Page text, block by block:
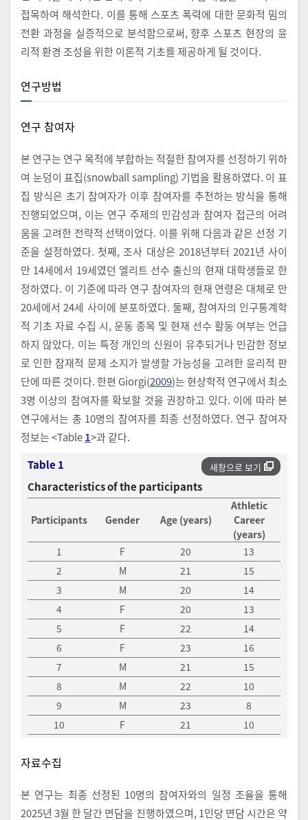
접목하여 해석한다. 이를 통해 스포츠 폭력에 대한 문화적 밈의
전환 과정을 실증적으로 분석함으로써, 향후 스포츠 현장의 윤
리적 환경 조성을 위한 이론적 기초를 제공하게 될 것이다.
연구방법
연구 참여자
본 연구는 연구 목적에 부합하는 적절한 참여자를 선정하기 위하
여 눈덩이 표집(snowball sampling) 기법을 활용하였다. 이 표
집 방식은 초기 참여자가 이후 참여자를 추천하는 방식을 통해
진행되었으며, 이는 연구 주제의 민감성과 참여자 접근의 어려
움을 고려한 전략적 선택이었다. 이를 위해 다음과 같은 선정 기
준을 설정하였다. 첫째, 조사 대상은 2018년부터 2021년 사이
만 14세에서 19세였던 엘리트 선수 출신의 현재 대학생들로 한
정하였다. 이 기준에 따라 연구 참여자의 현재 연령은 대체로 만
20세에서 24세 사이에 분포하였다. 둘째, 참여자의 인구통계학
적 기초 자료 수집 시, 운동 종목 및 현재 선수 활동 여부는 언급
하지 않았다. 이는 특정 개인의 신원이 유추되거나 민감한 정보
로 인한 잠재적 문제 소지가 발생할 가능성을 고려한 윤리적 판
단에 따른 것이다. 한편 Giorgi(2009)는 현상학적 연구에서 최소
3명 이상의 참여자를 확보할 것을 권장하고 있다. 이에 따라 본
연구에서는 총 10명의 참여자를 최종 선정하였다. 연구 참여자
정보는 <Table1>과 같다.
새창으로 보기
Table 1
Characteristics of the participants
Participants Gender Age (years)
Athletic
Career
(years)
1
F 20
13
2
M 21
15
3
M 20
14
4
F 20
13
5
F 22
14
6
F 23
16
7
M 21
15
8
M 22
10
9
M 23
8
10
F 21 10
자료수집
본 연구는 최종 선정된 10명의 참여자와의 일정 조율을 통해
2025년 3월 한 달간 면담을 진행하였으며, 1인당 면담 시간은 약